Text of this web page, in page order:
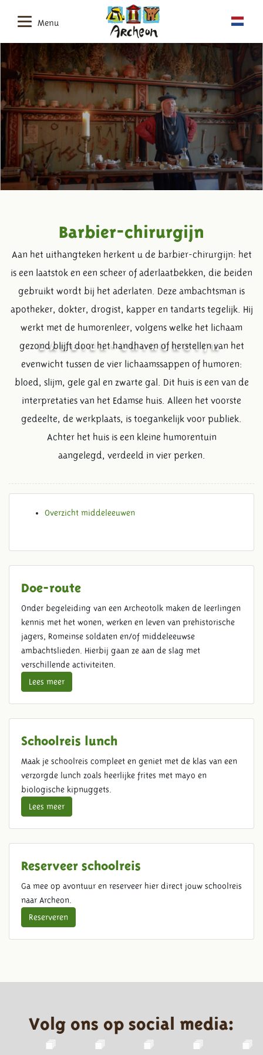
Menu
BARBIER-CHIRURGIJN
Barbier-chirurgijn
Aan het uithangteken herkent u de barbier-chirurgijn: het
is een laatstok en een scheer of aderlaatbekken, die beiden
gebruikt wordt bij het aderlaten. Deze ambachtsman is
apotheker, dokter, drogist, kapper en tandarts tegelijk. Hij
werkt met de humorenleer, volgens welke het lichaam
gezond blijft door het handhaven of herstellen van het
evenwicht tussen de vier lichaamssappen of humoren:
bloed, slijm, gele gal en zwarte gal. Dit huis is een van de
interpretaties van het Edamse huis. Alleen het voorste
gedeelte, de werkplaats, is toegankelijk voor publiek.
Achter het huis is een kleine humorentuin
aangelegd, verdeeld in vier perken.
Overzicht middeleeuwen
Doe-route
Onder begeleiding van een Archeotolk maken de leerlingen
kennis met het wonen, werken en leven van prehistorische
jagers, Romeinse soldaten en/of middeleeuwse
ambachtslieden. Hierbij gaan ze aan de slag met
verschillende activiteiten.
Lees meer
Schoolreis lunch
Maak je schoolreis compleet en geniet met de klas van een
verzorgde lunch zoals heerlijke frites met mayo en
biologische kipnuggets.
Lees meer
Reserveer schoolreis
Ga mee op avontuur en reserveer hier direct jouw schoolreis
naar Archeon.
Reserveren
Volg ons op social media: